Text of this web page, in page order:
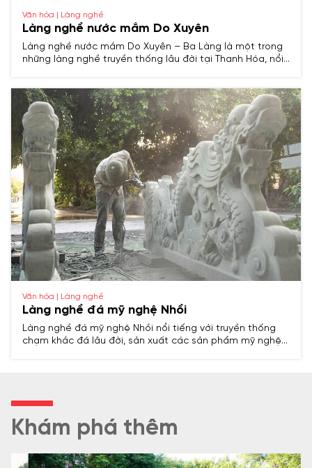
Văn hóa | Làng nghề
Làng nghề nước mắm Do Xuyên
Làng nghề nước mắm Do Xuyên – Ba Làng là một trong
những làng nghề truyền thống lâu đời tại Thanh Hóa, nổi
đà đặc trưng của vùng biển miền Trung.
Văn hóa | Làng nghề
Làng nghề đá mỹ nghệ Nhồi
Làng nghề đá mỹ nghệ Nhồi nổi tiếng với truyền thống
chạm khắc đá lâu đời, sản xuất các sản phẩm mỹ nghệ
Khám phá thêm